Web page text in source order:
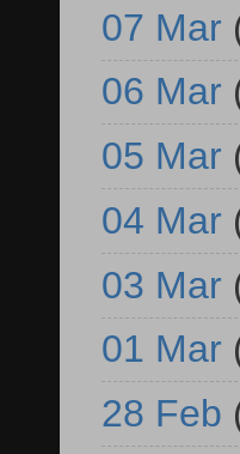
07 Mar
06 Mar
05 Mar
04 Mar
03 Mar
01 Mar
28 Feb